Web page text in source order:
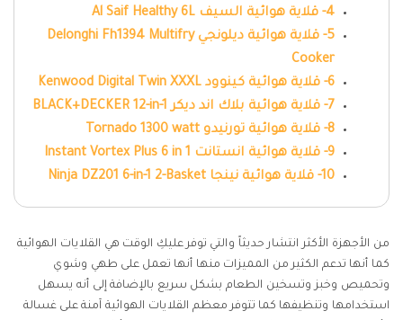
4- قلاية هوائية السيف Al Saif Healthy 6L
5- قلاية هوائية ديلونجي Delonghi Fh1394 Multifry
Cooker
6- قلاية هوائية كينوود Kenwood Digital Twin XXXL
7- قلاية هوائية بلاك اند ديكر BLACK+DECKER 12-in-1
8- قلاية هوائية تورنيدو Tornado 1300 watt
9- قلاية هوائية انستانت Instant Vortex Plus 6 in 1
10- قلاية هوائية نينجا Ninja DZ201 6-in-1 2-Basket
من الأجهزة الأكثر انتشار حديثاً والتي توفر عليكِ الوقت هي القلايات الهوائية
كما أنها تدعم الكثير من المميزات منها أنها تعمل على طهي وشوي
وتحميص وخبز وتسخين الطعام بشكل سريع بالإضافة إلى أنه يسهل
استخدامها وتنظيفها كما تتوفر معظم القلايات الهوائية آمنة على غسالة